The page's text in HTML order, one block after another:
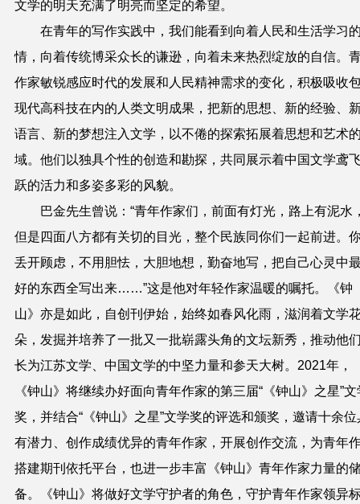
文学的明天充满了明亮而坚定的希望。
在青年的写作实践中，我们能看到向着人民和生活学习
情，向着传统博采众长的谦逊，向着未来热烈绽放的自信。
作家敏锐感应时代的发展和人民精神需求的变化，积极吸收
现代高科技在内的人类文明成果，把新的思想、新的经验、
语言、新的梦想注入文学，以不倦的探索拓展着思想和艺术
域。他们以独具个性的创造和勘探，共同展示着中国文学鸢
跃的活力和多姿多彩的风貌。
巴金先生曾说：“青年作家们，前面有灯光，路上有泥水
但是四面八方都有关切的目光，整个民族同你们一起前进。
丢开顾虑，不用胆怯，大胆地想，勤奋地写，把自己心灵中
好的东西全写出来……”这是他对年轻作家温暖的嘱托。《钟
山》亦是如此，自创刊伊始，始终如春风化雨，滋润着文学
朵，发掘并培养了一批又一批崭露头角的文坛新秀，推动他
长为江苏文学、中国文学的中坚力量和参天大树。 2021年，
《钟山》将继续办好面向青年作家的第三届“《钟山》之星”文
奖，并结合“《钟山》之星”文学奖的评选和颁奖，邀请十余位
有潜力、创作成绩优异的青年作家，开展创作交流，为青年
搭建期刊依托平台，也进一步丰富《钟山》青年作家力量的
备。《钟山》将做好文学守护者的角色，守护青年作家领异